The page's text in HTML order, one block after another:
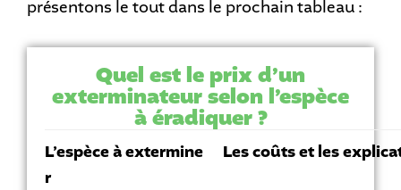
présentons le tout dans le prochain tableau :
Quel est le prix d’un
exterminateur selon l’espèce
à éradiquer ?
L’espèce à extermine
r
Les coûts et les